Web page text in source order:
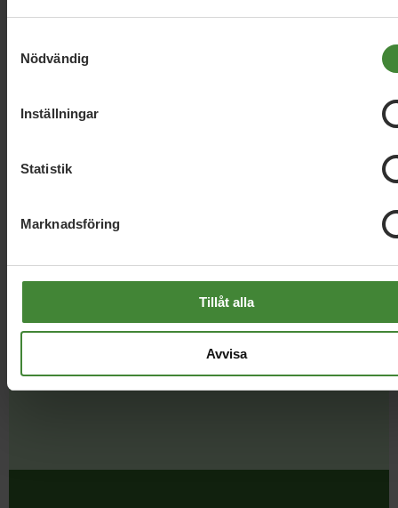
Nödvändig
Inställningar
Statistik
Marknadsföring
Tillåt alla
Avvisa
”Kultur är en viktig del för en hållbar
Dela denna sida och hjälp oss
sprida vårt budskap